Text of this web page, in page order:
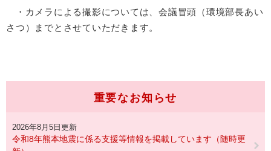
・カメラによる撮影については、会議冒頭（環境部長あい
さつ）までとさせていただきます。
重要なお知らせ
2026年8月5日更新
令和8年熊本地震に係る支援等情報を掲載しています（随時更